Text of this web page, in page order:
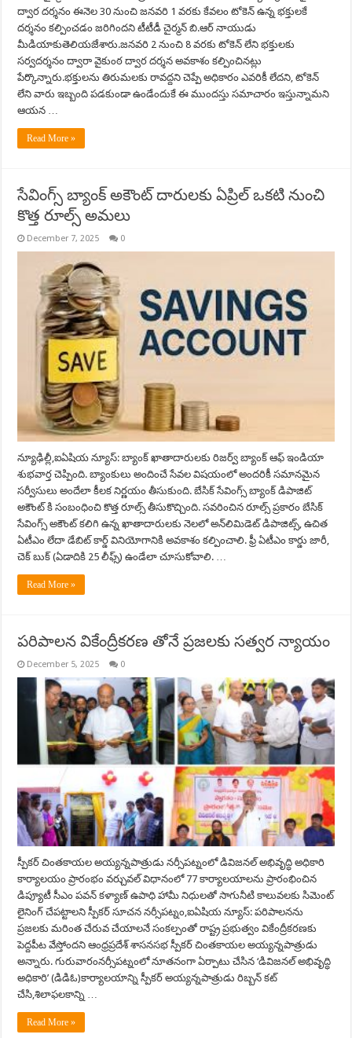
ద్వార దర్శనం ఈనెల 30 నుంచి జనవరి 1 వరకు కేవలం టోకెన్ ఉన్న భక్తులకే
దర్శనం కల్పించడం జరిగిందని టీటీడీ చైర్మన్ బి.ఆర్ నాయుడు
మీడియాకుతెలియజేశారు.జనవరి 2 నుంచి 8 వరకు టోకెన్ లేని భక్తులకు
సర్వదర్శనం ద్వారా వైకుంఠ ద్వార దర్శన అవకాశం కల్పించినట్లు
పేర్కొన్నారు.భక్తులను తిరుమలకు రావద్దని చెప్పే అధికారం ఎవరికీ లేదని, టోకెన్
లేని వారు ఇబ్బంది పడకుండా ఉండేందుకే ఈ ముందస్తు సమాచారం ఇస్తున్నామని
ఆయన …
Read More »
సేవింగ్స్ బ్యాంక్ అకౌంట్ దారులకు ఏప్రిల్ ఒకటి నుంచి
కొత్త రూల్స్ అమలు
December 7, 2025 0
న్యూఢిల్లీ,ఐఏషియ న్యూస్: బ్యాంక్ ఖాతాదారులకు రిజర్వ్ బ్యాంక్ ఆఫ్ ఇండియా
శుభవార్త చెప్పింది. బ్యాంకులు అందించే సేవల విషయంలో అందరికీ సమానమైన
సర్వీసులు అందేలా కీలక నిర్ణయం తీసుకుంది. బేసిక్ సేవింగ్స్ బ్యాంక్ డిపాజిట్
అకౌంట్ కి సంబంధించి కొత్త రూల్స్ తీసుకొచ్చింది. సవరించిన రూల్స్ ప్రకారం బేసిక్
సేవింగ్స్ అకౌంట్ కలిగి ఉన్న ఖాతాదారులకు నెలలో అన్‌లిమిడెట్ డిపాజిట్స్, ఉచిత
ఏటీఎం లేదా డేబిట్ కార్డ్ వినియోగానికి అవకాశం కల్పించాలి. ఫ్రీ ఏటీఎం కార్డు జారీ,
చెక్ బుక్ (ఏడాదికి 25 లీఫ్స్) ఉండేలా చూసుకోవాలి. …
Read More »
పరిపాలన వికేంద్రీకరణ తోనే ప్రజలకు సత్వర న్యాయం
December 5, 2025 0
స్పీకర్ చింతకాయల అయ్యన్నపాత్రుడు నర్సీపట్నంలో డివిజనల్ అభివృద్ధి అధికారి
కార్యాలయం ప్రారంభం వర్చువల్ విధానంలో 77 కార్యాలయాలను ప్రారంభించిన
డిప్యూటీ సీఎం పవన్ కళ్యాణ్ ఉపాధి హామీ నిధులతో సాగునీటి కాలువలకు సిమెంట్
లైనింగ్ చేపట్టాలని స్పీకర్ సూచన నర్సీపట్నం,ఐఏషియ న్యూస్: పరిపాలనను
ప్రజలకు మరింత చేరువ చేయాలనే సంకల్పంతో రాష్ట్ర ప్రభుత్వం వికేంద్రీకరణకు
పెద్దపీట వేస్తోందని ఆంధ్రప్రదేశ్ శాసనసభ స్పీకర్ చింతకాయల అయ్యన్నపాత్రుడు
అన్నారు. గురువారంనర్సీపట్నంలో నూతనంగా ఏర్పాటు చేసిన ‘డివిజనల్ అభివృద్ధి
అధికారి’ (డిడిఓ)కార్యాలయాన్ని స్పీకర్ అయ్యన్నపాత్రుడు రిబ్బన్ కట్
చేసి,శిలాఫలకాన్ని …
Read More »